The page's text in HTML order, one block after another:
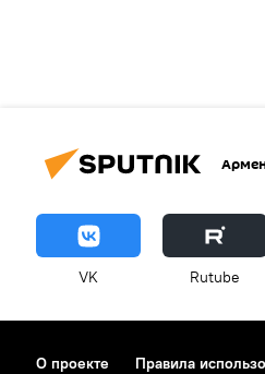
VK Rutube
О проекте Правила